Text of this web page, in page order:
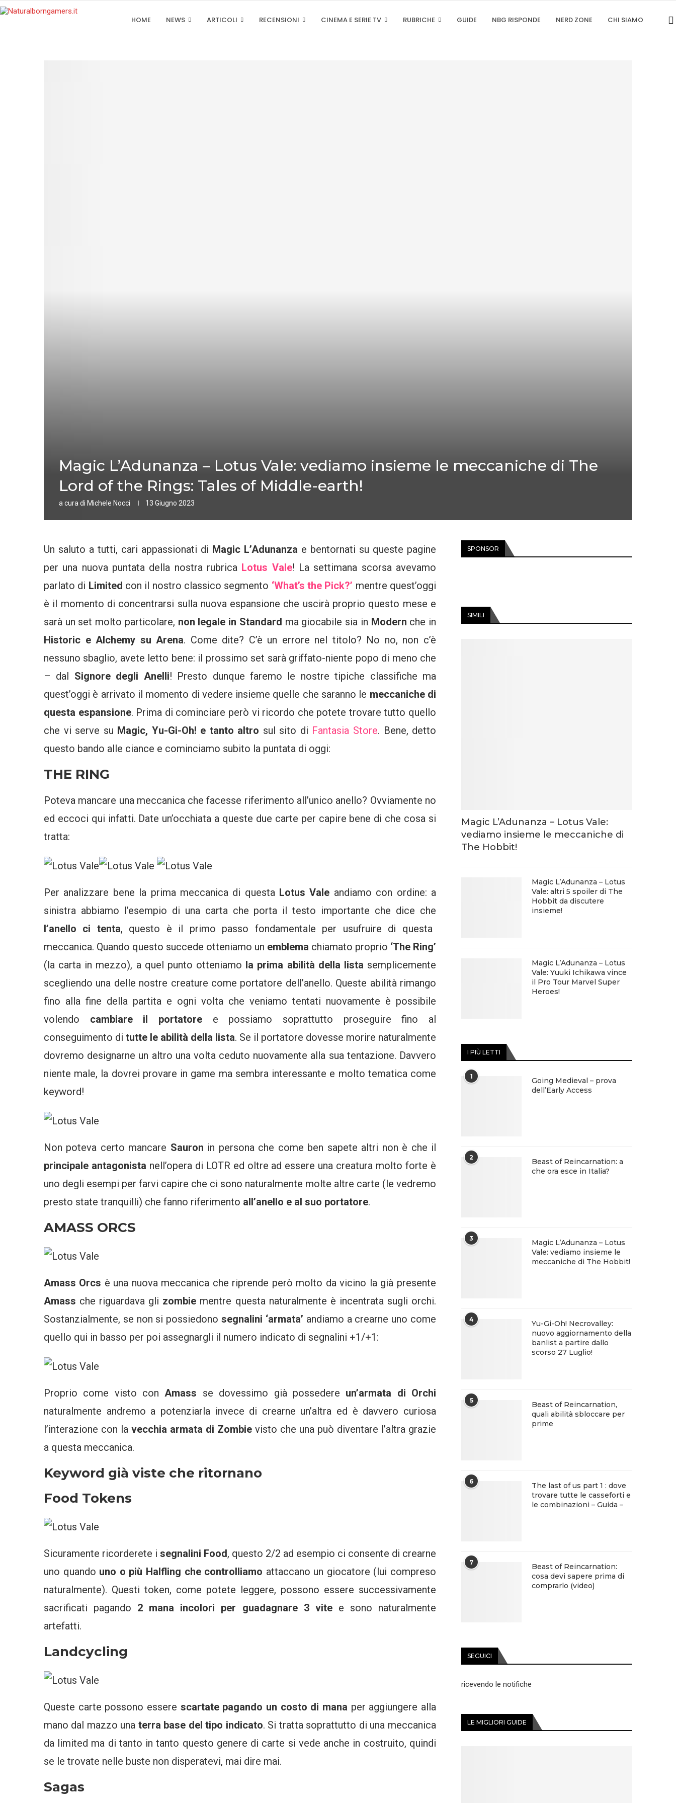
HOME NEWS ARTICOLI RECENSIONI CINEMA E SERIE TV RUBRICHE GUIDE NBG RISPONDE NERD ZONE CHI SIAMO
Magic L’Adunanza – Lotus Vale: vediamo insieme le meccaniche di The
Lord of the Rings: Tales of Middle-earth!
a cura di Michele Nocci 13 Giugno 2023
Un saluto a tutti, cari appassionati di Magic L’Adunanza e bentornati su queste pagine
per una nuova puntata della nostra rubrica Lotus Vale! La settimana scorsa avevamo
parlato di Limited con il nostro classico segmento ‘What’s the Pick?’ mentre quest’oggi
è il momento di concentrarsi sulla nuova espansione che uscirà proprio questo mese e
sarà un set molto particolare, non legale in Standard ma giocabile sia in Modern che in
Historic e Alchemy su Arena. Come dite? C’è un errore nel titolo? No no, non c’è
nessuno sbaglio, avete letto bene: il prossimo set sarà griffato-niente popo di meno che
– dal Signore degli Anelli! Presto dunque faremo le nostre tipiche classifiche ma
quest’oggi è arrivato il momento di vedere insieme quelle che saranno le meccaniche di
questa espansione. Prima di cominciare però vi ricordo che potete trovare tutto quello
che vi serve su Magic, Yu-Gi-Oh! e tanto altro sul sito di Fantasia Store. Bene, detto
questo bando alle ciance e cominciamo subito la puntata di oggi:
THE RING
Poteva mancare una meccanica che facesse riferimento all’unico anello? Ovviamente no
ed eccoci qui infatti. Date un’occhiata a queste due carte per capire bene di che cosa si
tratta:
Per analizzare bene la prima meccanica di questa Lotus Vale andiamo con ordine: a
sinistra abbiamo l’esempio di una carta che porta il testo importante che dice che
l’anello ci tenta, questo è il primo passo fondamentale per usufruire di questa
meccanica. Quando questo succede otteniamo un emblema chiamato proprio ‘The Ring’
(la carta in mezzo), a quel punto otteniamo la prima abilità della lista semplicemente
scegliendo una delle nostre creature come portatore dell’anello. Queste abilità rimango
fino alla fine della partita e ogni volta che veniamo tentati nuovamente è possibile
volendo cambiare il portatore e possiamo soprattutto proseguire fino al
conseguimento di tutte le abilità della lista. Se il portatore dovesse morire naturalmente
dovremo designarne un altro una volta ceduto nuovamente alla sua tentazione. Davvero
niente male, la dovrei provare in game ma sembra interessante e molto tematica come
keyword!
Non poteva certo mancare Sauron in persona che come ben sapete altri non è che il
principale antagonista nell’opera di LOTR ed oltre ad essere una creatura molto forte è
uno degli esempi per farvi capire che ci sono naturalmente molte altre carte (le vedremo
presto state tranquilli) che fanno riferimento all’anello e al suo portatore.
AMASS ORCS
Amass Orcs è una nuova meccanica che riprende però molto da vicino la già presente
Amass che riguardava gli zombie mentre questa naturalmente è incentrata sugli orchi.
Sostanzialmente, se non si possiedonosegnalini ‘armata’ andiamo a crearne uno come
quello qui in basso per poi assegnargli il numero indicato di segnalini +1/+1:
Proprio come visto conAmass se dovessimo già possedere un’armata di Orchi
naturalmente andremo a potenziarla invece di crearne un’altra ed è davvero curiosa
l’interazione con la vecchia armata di Zombie visto che una può diventare l’altra grazie
a questa meccanica.
Keyword già viste che ritornano
Food Tokens
Sicuramente ricorderete i segnalini Food, questo 2/2 ad esempio ci consente di crearne
uno quando uno o più Halfling che controlliamo attaccano un giocatore (lui compreso
naturalmente). Questi token, come potete leggere, possono essere successivamente
sacrificati pagando 2 mana incolori per guadagnare 3 vitee sono naturalmente
artefatti.
Landcycling
Queste carte possono essere scartate pagando un costo di mana per aggiungere alla
mano dal mazzo una terra base del tipo indicato. Si tratta soprattutto di una meccanica
da limited ma di tanto in tanto questo genere di carte si vede anche in costruito, quindi
se le trovate nelle buste non disperatevi, mai dire mai.
Sagas
SPONSOR
SIMILI
Magic L’Adunanza – Lotus Vale:
vediamo insieme le meccaniche di
The Hobbit!
Magic L’Adunanza – Lotus
Vale: altri 5 spoiler di The
Hobbit da discutere
insieme!
Magic L’Adunanza – Lotus
Vale: Yuuki Ichikawa vince
il Pro Tour Marvel Super
Heroes!
I PIÙ LETTI
1
Going Medieval – prova
dell’Early Access
2
Beast of Reincarnation: a
che ora esce in Italia?
3
Magic L’Adunanza – Lotus
Vale: vediamo insieme le
meccaniche di The Hobbit!
4
Yu-Gi-Oh! Necrovalley:
nuovo aggiornamento della
banlist a partire dallo
scorso 27 Luglio!
5
Beast of Reincarnation,
quali abilità sbloccare per
prime
6
The last of us part 1 : dove
trovare tutte le casseforti e
le combinazioni – Guida –
7
Beast of Reincarnation:
cosa devi sapere prima di
comprarlo (video)
SEGUICI
ricevendo le notifiche
LE MIGLIORI GUIDE